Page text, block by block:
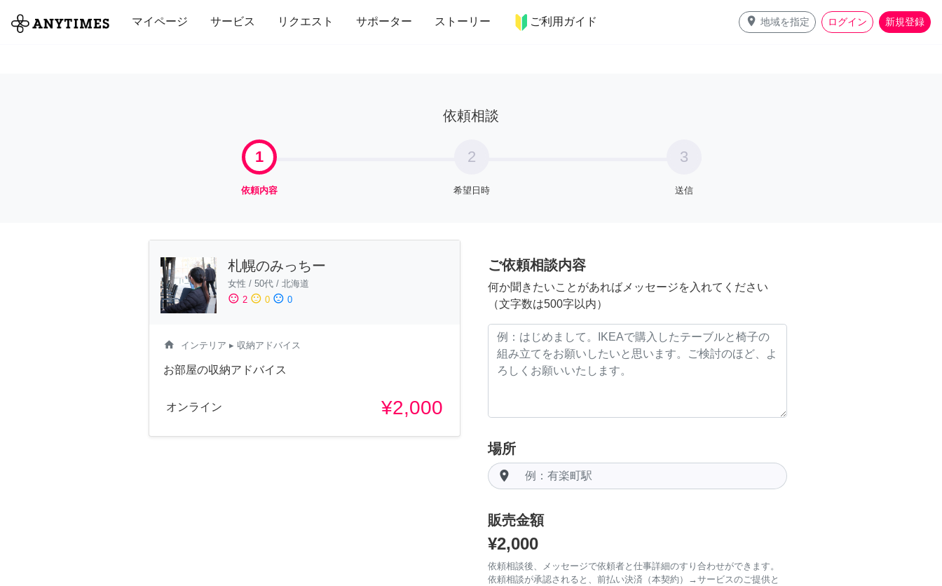
マイページ サービス リクエスト サポーター ストーリー ご利用ガイド place 地域を指定 ログイン 新規登録
全て 修理・組立 家事 引っ越し インテリア 趣味・習い事 ペット 料理
依頼相談
1
依頼内容
2
希望日時
3
送信
札幌のみっちー
女性 / 50代 / 北海道
sentiment_satisfied 2 sentiment_neutral 0 sentiment_dissatisfied 0
home インテリア ▸ 収納アドバイス
お部屋の収納アドバイス
オンライン ¥2,000
ご依頼相談内容
何か聞きたいことがあればメッセージを入れてください
（文字数は500字以内）
場所
room
販売金額
¥2,000
依頼相談後、メッセージで依頼者と仕事詳細のすり合わせができます。
依頼相談が承認されると、前払い決済（本契約）→サービスのご提供と